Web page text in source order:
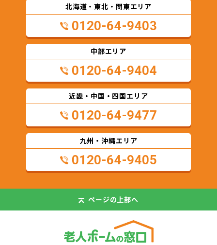
北海道・東北・関東エリア
0120-64-9403
中部エリア
0120-64-9404
近畿・中国・四国エリア
0120-64-9477
九州・沖縄エリア
0120-64-9405
ページの上部へ